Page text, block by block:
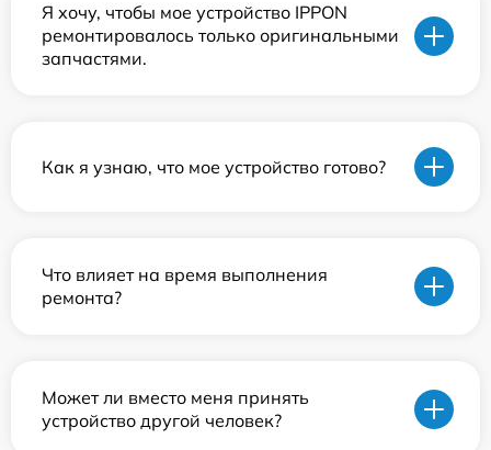
Я хочу, чтобы мое устройство IPPON
ремонтировалось только оригинальными
запчастями.
Как я узнаю, что мое устройство готово?
Что влияет на время выполнения
ремонта?
Может ли вместо меня принять
устройство другой человек?